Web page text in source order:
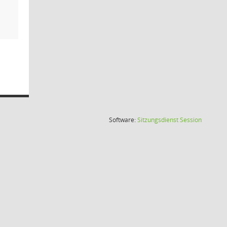
Software:SitzungsdienstSession(Wird in